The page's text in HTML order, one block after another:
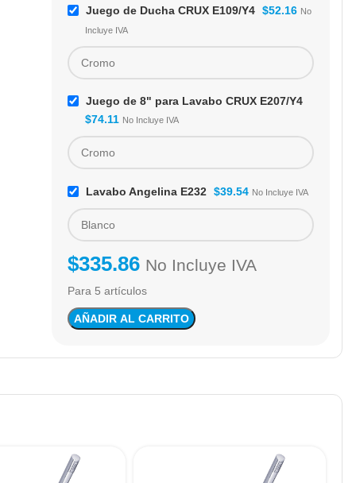
Lavabos de empotrar
CÓDIGO:E232
Juego de Ducha CRUX E109/Y4 $52.16 No
Incluye IVA
Juego de 8" para Lavabo CRUX E207/Y4
$74.11 No Incluye IVA
Lavabo Angelina E232 $39.54 No Incluye IVA
$335.86 No Incluye IVA
Para 5 artículos
AÑADIR AL CARRITO